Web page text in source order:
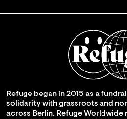
Refuge began in 2015 as a
solidarity with grassroots and
across Berlin. Refuge Worldwide